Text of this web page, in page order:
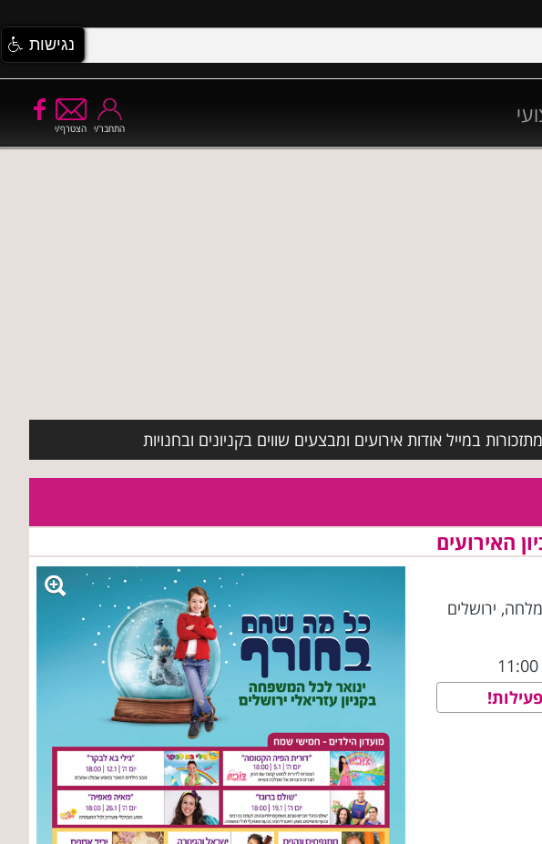
הצטרף/י התחבר/י
במייל אודות אירועים ומבצעים שווים בקניונים ובחנויות
האירועים
, ירושלים
נגישות